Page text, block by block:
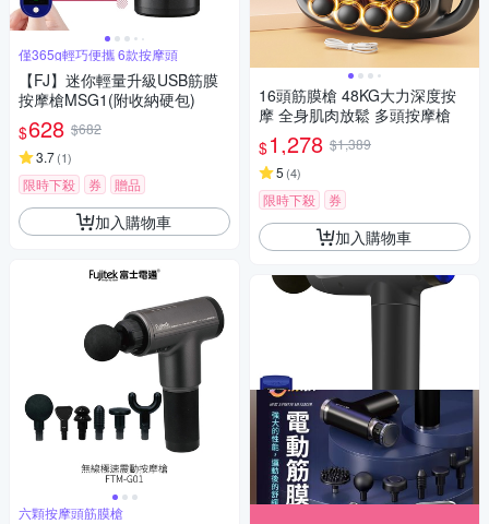
僅365g輕巧便攜 6款按摩頭
【FJ】迷你輕量升級USB筋膜
按摩槍MSG1(附收納硬包)
$628 $682
3.7(1)
限時下殺 券 贈品
加入購物車
六顆按摩頭筋膜槍
16頭筋膜槍 48KG大力深度按
摩 全身肌肉放鬆 多頭按摩槍
$1,278 $1,389
5 (4)
限時下殺 券
加入購物車